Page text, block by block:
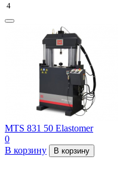
4
MTS 831 50 Elastomer
0
В корзину
В корзину